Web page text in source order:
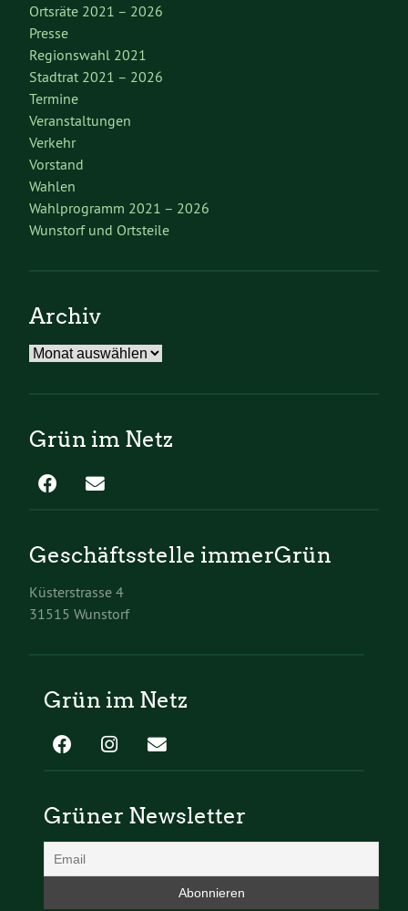
Ortsräte 2021 – 2026
Presse
Regionswahl 2021
Stadtrat 2021 – 2026
Termine
Veranstaltungen
Verkehr
Vorstand
Wahlen
Wahlprogramm 2021 – 2026
Wunstorf und Ortsteile
Archiv
Archiv
Grün im Netz
Geschäftsstelle immerGrün
Küsterstrasse 4
31515 Wunstorf
Grün im Netz
Grüner Newsletter